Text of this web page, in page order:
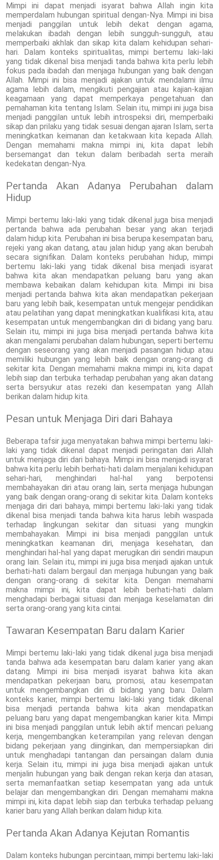
Mimpi ini dapat menjadi isyarat bahwa Allah ingin kita
memperdalam hubungan spiritual dengan-Nya. Mimpi ini bisa
menjadi panggilan untuk lebih dekat dengan agama,
melakukan ibadah dengan lebih sungguh-sungguh, atau
memperbaiki akhlak dan sikap kita dalam kehidupan sehari-
hari. Dalam konteks spiritualitas, mimpi bertemu laki-laki
yang tidak dikenal bisa menjadi tanda bahwa kita perlu lebih
fokus pada ibadah dan menjaga hubungan yang baik dengan
Allah. Mimpi ini bisa menjadi ajakan untuk mendalami ilmu
agama lebih dalam, mengikuti pengajian atau kajian-kajian
keagamaan yang dapat memperkaya pengetahuan dan
pemahaman kita tentang Islam. Selain itu, mimpi ini juga bisa
menjadi panggilan untuk lebih introspeksi diri, memperbaiki
sikap dan prilaku yang tidak sesuai dengan ajaran Islam, serta
meningkatkan keimanan dan ketakwaan kita kepada Allah.
Dengan memahami makna mimpi ini, kita dapat lebih
bersemangat dan tekun dalam beribadah serta meraih
kedekatan dengan-Nya.
Pertanda Akan Adanya Perubahan dalam
Hidup
Mimpi bertemu laki-laki yang tidak dikenal juga bisa menjadi
pertanda bahwa ada perubahan besar yang akan terjadi
dalam hidup kita. Perubahan ini bisa berupa kesempatan baru,
rejeki yang akan datang, atau jalan hidup yang akan berubah
secara signifikan. Dalam konteks perubahan hidup, mimpi
bertemu laki-laki yang tidak dikenal bisa menjadi isyarat
bahwa kita akan mendapatkan peluang baru yang akan
membawa kebaikan dalam kehidupan kita. Mimpi ini bisa
menjadi pertanda bahwa kita akan mendapatkan pekerjaan
baru yang lebih baik, kesempatan untuk mengejar pendidikan
atau pelatihan yang dapat meningkatkan kualifikasi kita, atau
kesempatan untuk mengembangkan diri di bidang yang baru.
Selain itu, mimpi ini juga bisa menjadi pertanda bahwa kita
akan mengalami perubahan dalam hubungan, seperti bertemu
dengan seseorang yang akan menjadi pasangan hidup atau
memiliki hubungan yang lebih baik dengan orang-orang di
sekitar kita. Dengan memahami makna mimpi ini, kita dapat
lebih siap dan terbuka terhadap perubahan yang akan datang
serta bersyukur atas rezeki dan kesempatan yang Allah
berikan dalam hidup kita.
Pesan untuk Menjaga Diri dari Bahaya
Beberapa tafsir juga menyatakan bahwa mimpi bertemu laki-
laki yang tidak dikenal dapat menjadi peringatan dari Allah
untuk menjaga diri dari bahaya. Mimpi ini bisa menjadi isyarat
bahwa kita perlu lebih berhati-hati dalam menjalani kehidupan
sehari-hari, menghindari hal-hal yang berpotensi
membahayakan diri atau orang lain, serta menjaga hubungan
yang baik dengan orang-orang di sekitar kita. Dalam konteks
menjaga diri dari bahaya, mimpi bertemu laki-laki yang tidak
dikenal bisa menjadi tanda bahwa kita harus lebih waspada
terhadap lingkungan sekitar dan situasi yang mungkin
membahayakan. Mimpi ini bisa menjadi panggilan untuk
meningkatkan keamanan diri, menjaga kesehatan, dan
menghindari hal-hal yang dapat merugikan diri sendiri maupun
orang lain. Selain itu, mimpi ini juga bisa menjadi ajakan untuk
berhati-hati dalam bergaul dan menjaga hubungan yang baik
dengan orang-orang di sekitar kita. Dengan memahami
makna mimpi ini, kita dapat lebih berhati-hati dalam
menghadapi berbagai situasi dan menjaga keselamatan diri
serta orang-orang yang kita cintai.
Tawaran Kesempatan Baru dalam Karier
Mimpi bertemu laki-laki yang tidak dikenal juga bisa menjadi
tanda bahwa ada kesempatan baru dalam karier yang akan
datang. Mimpi ini bisa menjadi isyarat bahwa kita akan
mendapatkan pekerjaan baru, promosi, atau kesempatan
untuk mengembangkan diri di bidang yang baru. Dalam
konteks karier, mimpi bertemu laki-laki yang tidak dikenal
bisa menjadi pertanda bahwa kita akan mendapatkan
peluang baru yang dapat mengembangkan karier kita. Mimpi
ini bisa menjadi panggilan untuk lebih aktif mencari peluang
kerja, mengembangkan keterampilan yang relevan dengan
bidang pekerjaan yang diinginkan, dan mempersiapkan diri
untuk menghadapi tantangan dan persaingan dalam dunia
kerja. Selain itu, mimpi ini juga bisa menjadi ajakan untuk
menjalin hubungan yang baik dengan rekan kerja dan atasan,
serta memanfaatkan setiap kesempatan yang ada untuk
belajar dan mengembangkan diri. Dengan memahami makna
mimpi ini, kita dapat lebih siap dan terbuka terhadap peluang
karier baru yang Allah berikan dalam hidup kita.
Pertanda Akan Adanya Kejutan Romantis
Dalam konteks hubungan percintaan, mimpi bertemu laki-laki